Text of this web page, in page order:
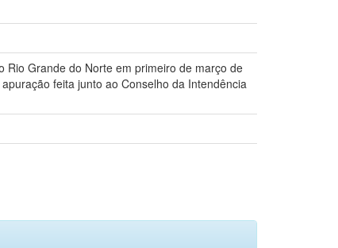
Rio Grande do Norte em primeiro de março de
feita junto ao Conselho da Intendência